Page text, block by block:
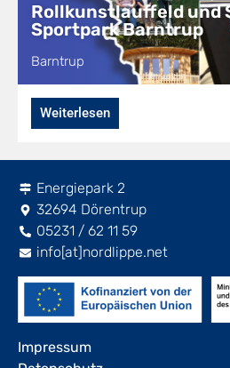
Rollkunstlauffeld und
Sportpark Barntrup
Barntrup
Weiterlesen
Energiepark 2
32694 Dörentrup
05231 / 62 11 59
info[at]nordlippe.net
Impressum